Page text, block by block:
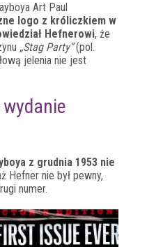
Art Paul
logo z króliczkiem w
Hefnerowi, że
„Stag Party”(pol.
jelenia nie jest
z grudnia 1953 nie
Hefner nie był pewny,
numer.